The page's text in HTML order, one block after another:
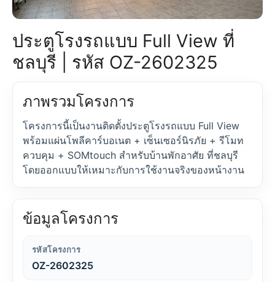
ประตูโรงรถแบบ Full View ที่
ชลบุรี | รหัส OZ-2602325
ภาพรวมโครงการ
โครงการนี้เป็นงานติดตั้งประตูโรงรถแบบ Full View
พร้อมแผ่นโพลีคาร์บอเนต + เซ็นเซอร์นิรภัย + รีโมท
ควบคุม + SOMtouch สำหรับบ้านพักอาศัย ที่ชลบุรี
โดยออกแบบให้เหมาะกับการใช้งานจริงของหน้างาน
ข้อมูลโครงการ
รหัสโครงการ
OZ-2602325